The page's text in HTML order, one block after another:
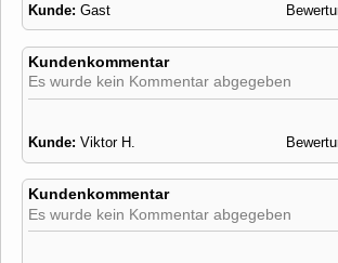
Kunde: Gast
Kundenkommentar
Es wurde kein Kommentar abgegeben
Kunde: Viktor H.
Kundenkommentar
Es wurde kein Kommentar abgegeben